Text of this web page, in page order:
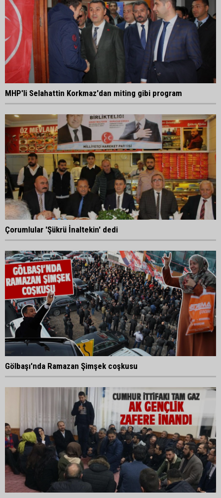
MHP'li Selahattin Korkmaz'dan miting gibi program
Çorumlular 'Şükrü İnaltekin' dedi
Gölbaşı'nda Ramazan Şimşek coşkusu